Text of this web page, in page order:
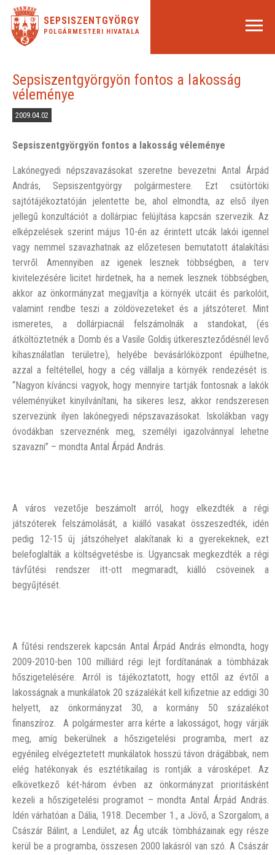
SEPSISZENTGYÖRGY
POLGÁRMESTERI HIVATALA
Sepsiszentgyörgyön fontos a lakosság
véleménye
2009.04.02
Sepsiszentgyörgyön fontos a lakosság véleménye
Lakónegyedi népszavazásokat szeretne bevezetni Antal Árpád
András, Sepsiszentgyörgy polgármestere. Ezt csütörtöki
sajtótájékoztatóján jelentette be, ahol elmondta, az első ilyen
jellegű konzultációt a dollárpiac felújítása kapcsán szervezik. Az
elképzelések szerint május 10-én az érintett utcák lakói igennel
vagy nemmel szavazhatnak az előzetesen bemutatott átalakítási
tervről. Amennyiben az igenek lesznek többségben, a terv
kivitelezésére licitet hirdetnek, ha a nemek lesznek többségben,
akkor az önkormányzat megjavítja a környék utcáit és parkolóit,
valamint rendbe teszi a zöldövezeteket és a játszóteret. Mint
ismeretes, a dollárpiacnál felszámolnák a standokat, (és
átköltöztetnék a Domb és a Vasile Goldiş útkereszteződésnél levő
kihasználatlan területre), helyébe bevásárlóközpont épülhetne,
azzal a feltétellel, hogy a cég vállalja a környék rendezését is.
“Nagyon kíváncsi vagyok, hogy mennyire tartják fontosnak a lakók
véleményüket kinyilvánítani, ha sikeres lesz, akkor rendszeresen
szervezünk ilyen lakónegyedi népszavazásokat. Iskolákban vagy
óvodákban szerveznénk meg, személyi igazolvánnyal lehetne
szavazni” – mondta Antal Árpád András.
A város vezetője beszámolt arról, hogy elkezdték a régi
játszóterek felszámolását, a kiálló vasakat összeszedték, idén
pedig 12-15 új játszóhelyet alakítanak ki a gyerekeknek, ezt
belefoglalták a költségvetésbe is. Ugyancsak megkezdték a régi
távfűtési rendszer itt-ott megmaradt, kiálló csöveinek a
begyűjtését.
A fűtési rendszerek kapcsán Antal Árpád András elmondta, hogy
2009-2010-ben 100 milliárd régi lejt fordítanának a tömbházak
hőszigetelésére. Arról is tájékoztatott, hogy ettől az évtől a
lakosságnak a munkálatok 20 százalékát kell kifizetnie az eddigi 30
helyett, az önkormányzat 30, a kormány 50 százalékot
finanszíroz. A polgármester arra kérte a lakosságot, hogy várják
meg, amíg bekerülnek a hőszigetelési programba, mert az
egyénileg elvégeztetett munkálatok hosszú távon drágábbak, nem
elég hatékonyak és esztétikailag is rontják a városképet. Az
elkövetkező két-három évben az önkormányzat prioritásként
kezeli a hőszigetelési programot – mondta Antal Árpád András.
Idén várhatóan a Dália, 1918. December 1., a Jövő, a Szorgalom, a
Császár Bálint, a Lendület, az Ág utcák tömbházainak egy része
kerül be a programba, összesen 2000 lakásról van szó. A Császár